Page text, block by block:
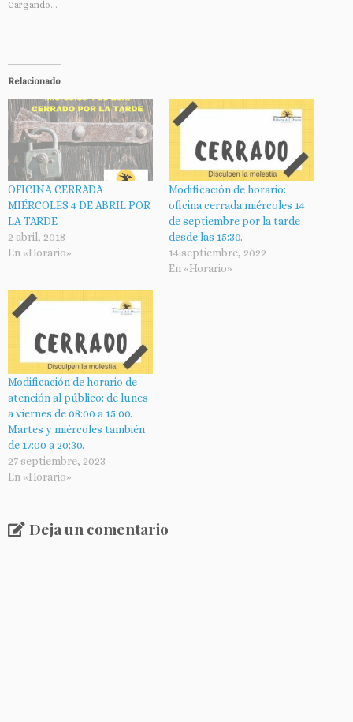
Cargando...
Relacionado
OFICINA CERRADA
MIÉRCOLES 4 DE ABRIL POR
LA TARDE
2 abril, 2018
En «Horario»
Modificación de horario:
oficina cerrada miércoles 14
de septiembre por la tarde
desde las 15:30.
14 septiembre, 2022
En «Horario»
Modificación de horario de
atención al público: de lunes
a viernes de 08:00 a 15:00.
Martes y miércoles también
de 17:00 a 20:30.
27 septiembre, 2023
En «Horario»
Deja un comentario